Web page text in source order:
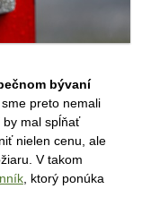
bývaní
preto nemali
mal spĺňať
nielen cenu, ale
V takom
, ktorý ponúka